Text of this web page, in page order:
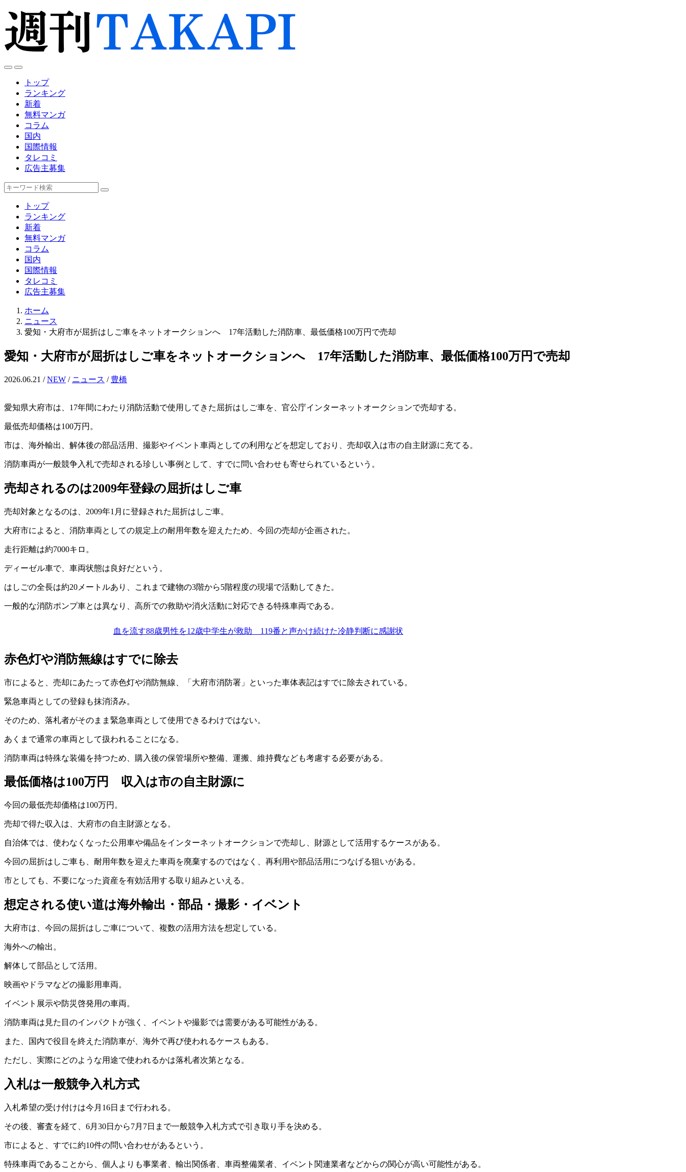
トップ
ランキング
新着
無料マンガ
コラム
国内
国際情報
タレコミ
広告主募集
キ
トップ
ランキング
新着
無料マンガ
コラム
国内
国際情報
タレコミ
広告主募集
ホーム
ニュース
愛知・大府市が屈折はしご車をネットオークションへ 17年活動した消防車、最低価格100万円で売却
愛知・大府市が屈折はしご車をネットオークションへ 17年活動した消防車、最低価格100万円で売却
2026.06.21 /NEW / ニュース / 豊橋
愛知県大府市は、17年間にわたり消防活動で使用してきた屈折はしご車を、官公庁インターネットオークションで売却する。
最低売却価格は100万円。
市は、海外輸出、解体後の部品活用、撮影やイベント車両としての利用などを想定しており、売却収入は市の自主財源に充てる。
消防車両が一般競争入札で売却される珍しい事例として、すでに問い合わせも寄せられているという。
売却されるのは2009年登録の屈折はしご車
売却対象となるのは、2009年1月に登録された屈折はしご車。
大府市によると、消防車両としての規定上の耐用年数を迎えたため、今回の売却が企画された。
走行距離は約7000キロ。
ディーゼル車で、車両状態は良好だという。
はしごの全長は約20メートルあり、これまで建物の3階から5階程度の現場で活動してきた。
一般的な消防ポンプ車とは異なり、高所での救助や消火活動に対応できる特殊車両である。
血を流す88歳男性を12歳中学生が救助 119番と声かけ続けた冷静判断に感謝状
赤色灯や消防無線はすでに除去
市によると、売却にあたって赤色灯や消防無線、「大府市消防署」といった車体表記はすでに除去されている。
緊急車両としての登録も抹消済み。
そのため、落札者がそのまま緊急車両として使用できるわけではない。
あくまで通常の車両として扱われることになる。
消防車両は特殊な装備を持つため、購入後の保管場所や整備、運搬、維持費なども考慮する必要がある。
最低価格は100万円 収入は市の自主財源に
今回の最低売却価格は100万円。
売却で得た収入は、大府市の自主財源となる。
自治体では、使わなくなった公用車や備品をインターネットオークションで売却し、財源として活用するケースがある。
今回の屈折はしご車も、耐用年数を迎えた車両を廃棄するのではなく、再利用や部品活用につなげる狙いがある。
市としても、不要になった資産を有効活用する取り組みといえる。
想定される使い道は海外輸出・部品・撮影・イベント
大府市は、今回の屈折はしご車について、複数の活用方法を想定している。
海外への輸出。
解体して部品として活用。
映画やドラマなどの撮影用車両。
イベント展示や防災啓発用の車両。
消防車両は見た目のインパクトが強く、イベントや撮影では需要がある可能性がある。
また、国内で役目を終えた消防車が、海外で再び使われるケースもある。
ただし、実際にどのような用途で使われるかは落札者次第となる。
入札は一般競争入札方式
入札希望の受け付けは今月16日まで行われる。
その後、審査を経て、6月30日から7月7日まで一般競争入札方式で引き取り手を決める。
市によると、すでに約10件の問い合わせがあるという。
特殊車両であることから、個人よりも事業者、輸出関係者、車両整備業者、イベント関連業者などからの関心が高い可能性がある。